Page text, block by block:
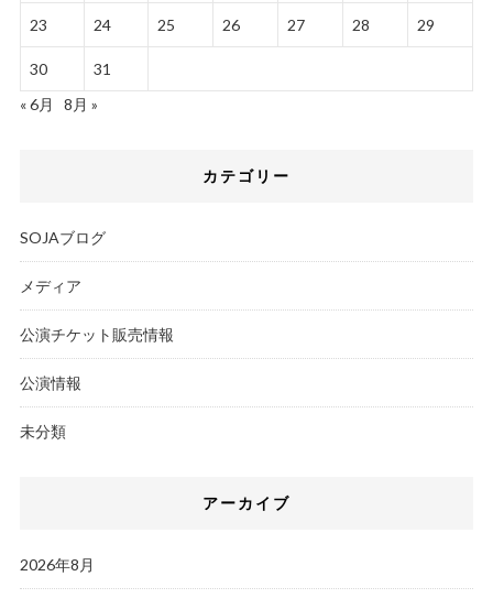
23 24 25 26 27 28 29
30
31
« 6月
8月 »
カテゴリー
SOJAブログ
メディア
公演チケット販売情報
公演情報
未分類
アーカイブ
2026年8月